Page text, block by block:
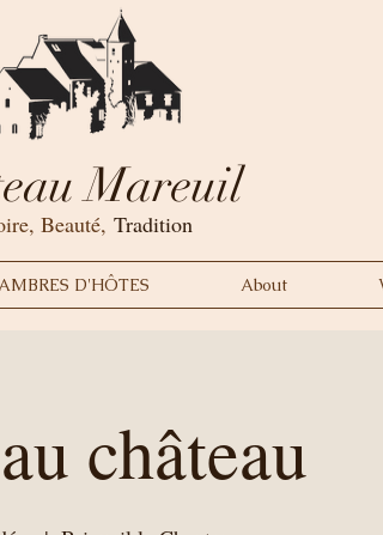
Mareuil
Beauté, Tradition
D'HÔTES About
château